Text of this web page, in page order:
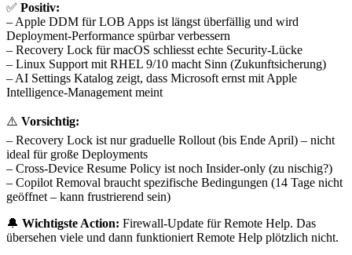
✅ Positiv:
– Apple DDM für LOB Apps ist längst überfällig und wird
Deployment-Performance spürbar verbessern
– Recovery Lock für macOS schliesst echte Security-Lücke
– Linux Support mit RHEL 9/10 macht Sinn (Zukunftsicherung)
– AI Settings Katalog zeigt, dass Microsoft ernst mit Apple
Intelligence-Management meint
⚠️ Vorsichtig:
– Recovery Lock ist nur graduelle Rollout (bis Ende April) – nicht
ideal für große Deployments
– Cross-Device Resume Policy ist noch Insider-only (zu nischig?)
– Copilot Removal braucht spezifische Bedingungen (14 Tage nicht
geöffnet – kann frustrierend sein)
🔔 Wichtigste Action: Firewall-Update für Remote Help. Das
übersehen viele und dann funktioniert Remote Help plötzlich nicht.